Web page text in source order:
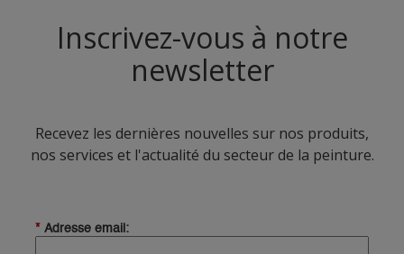
Inscrivez-vous à notre
newsletter
Recevez les dernières nouvelles sur nos produits,
nos services et l'actualité du secteur de la peinture.